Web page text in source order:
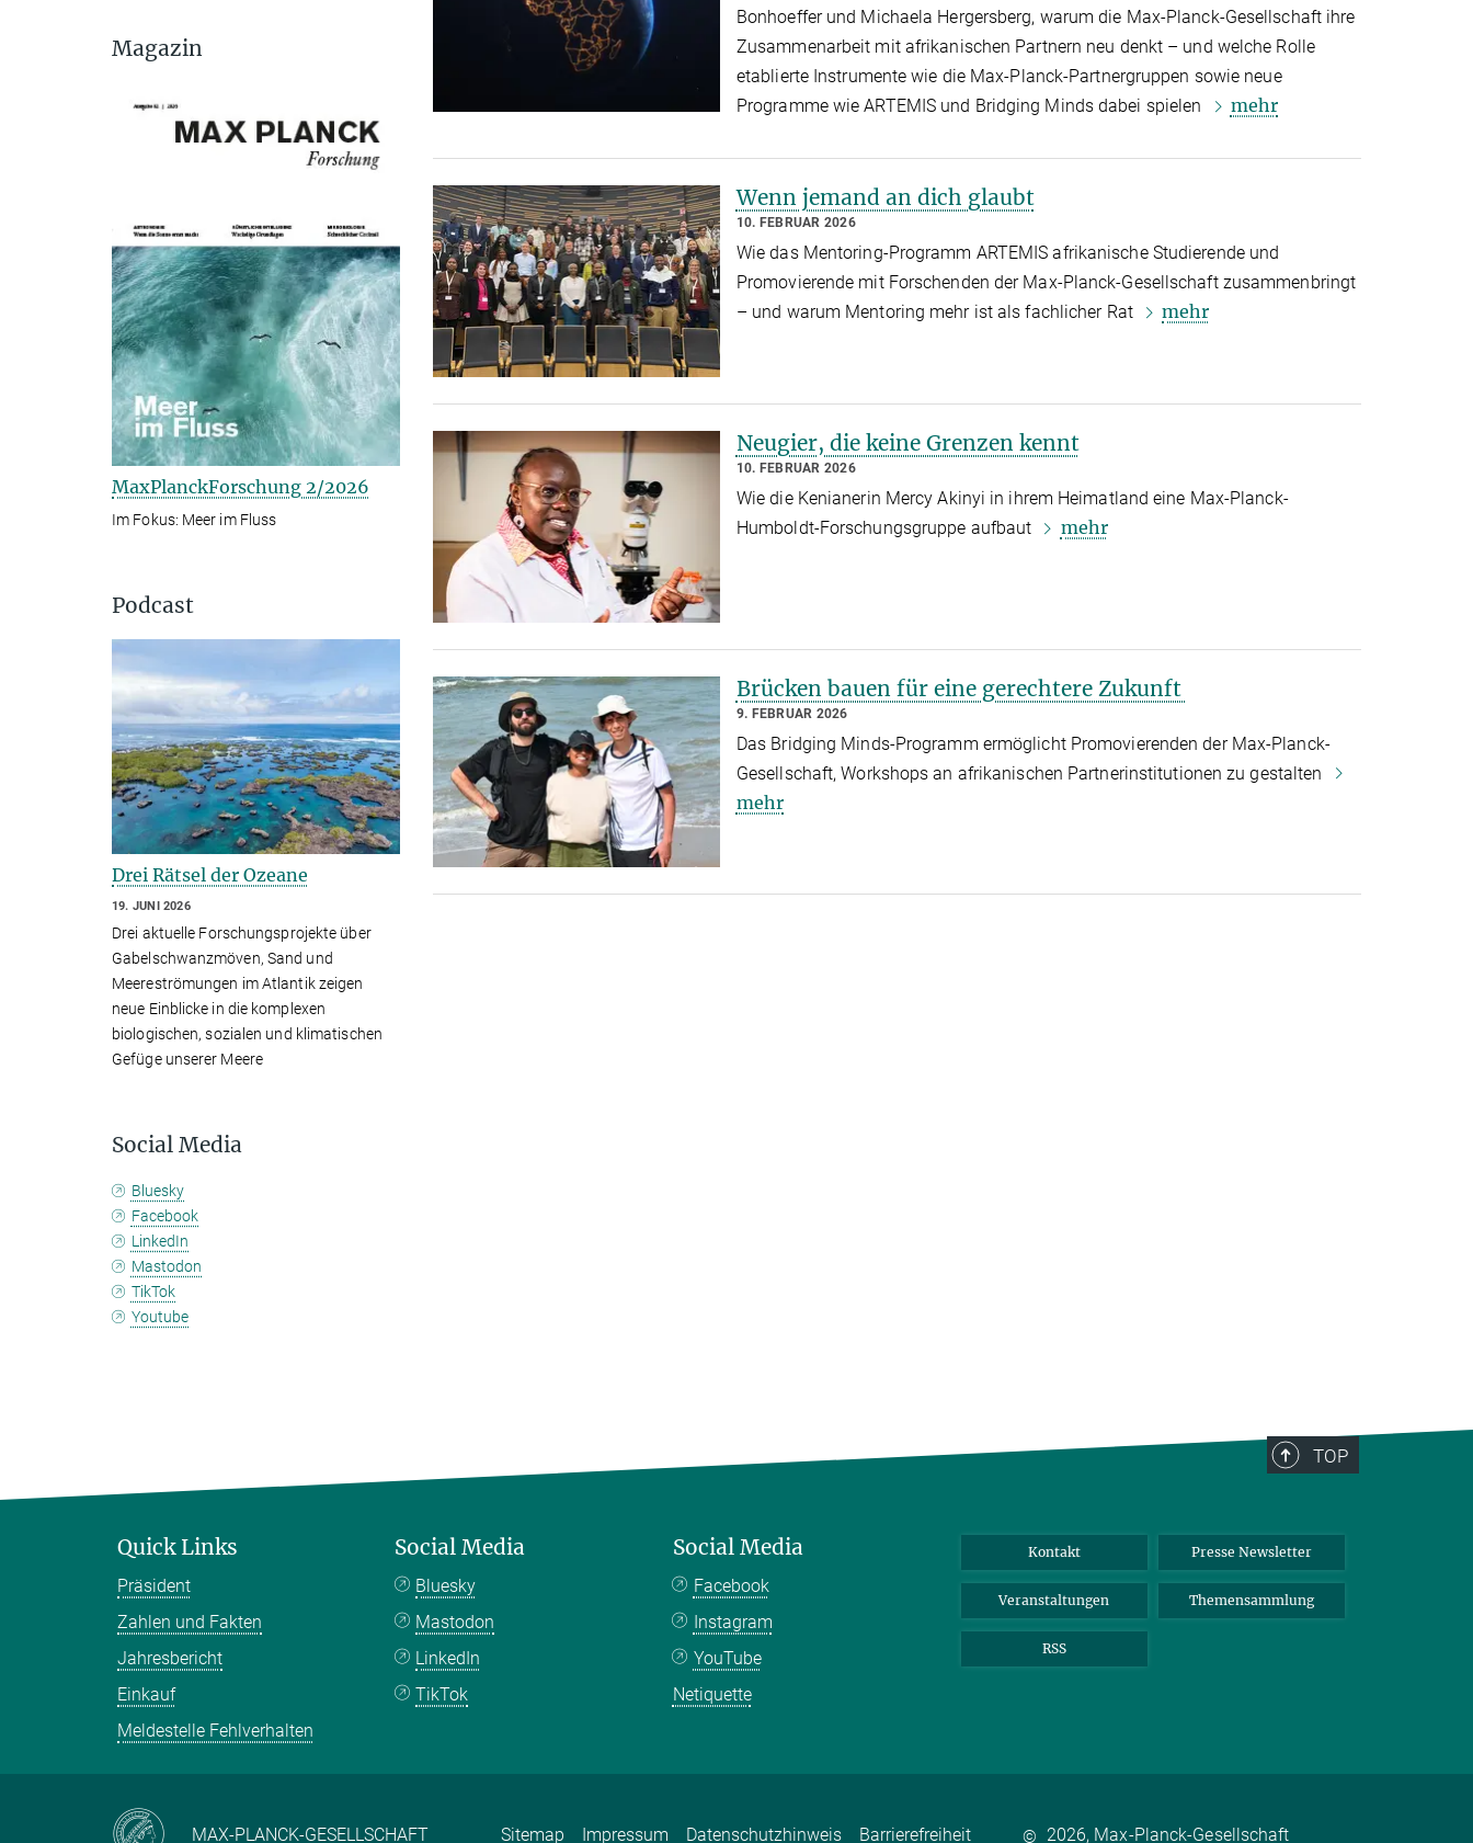
Bonhoeffer und Michaela Hergersberg, warum die Max-Planck-Gesellschaft ihre
Zusammenarbeit mit afrikanischen Partnern neu denkt – und welche Rolle
etablierte Instrumente wie die Max-Planck-Partnergruppen sowie neue
Programme wie ARTEMIS und Bridging Minds dabei spielen
mehr
Wenn jemand an dich glaubt
10. FEBRUAR 2026
Wie das Mentoring-Programm ARTEMIS afrikanische Studierende und
Promovierende mit Forschenden der Max-Planck-Gesellschaft zusammenbringt
– und warum Mentoring mehr ist als fachlicher Rat
mehr
Neugier, die keine Grenzen kennt
10. FEBRUAR 2026
Wie die Kenianerin Mercy Akinyi in ihrem Heimatland eine Max-Planck-
Humboldt-Forschungsgruppe aufbaut
mehr
Brücken bauen für eine gerechtere Zukunft
9. FEBRUAR 2026
Das Bridging Minds-Programm ermöglicht Promovierenden der Max-Planck-
Gesellschaft, Workshops an afrikanischen Partnerinstitutionen zu gestalten
mehr
Magazin
MaxPlanckForschung 2/2026
Im Fokus: Meer im Fluss
Podcast
Drei Rätsel der Ozeane
19. JUNI 2026
Drei aktuelle Forschungsprojekte über
Gabelschwanzmöven, Sand und
Meereströmungen im Atlantik zeigen
neue Einblicke in die komplexen
biologischen, sozialen und klimatischen
Gefüge unserer Meere
Social Media
Bluesky
Facebook
LinkedIn
Mastodon
TikTok
Youtube
TOP
Quick Links
Präsident
Zahlen und Fakten
Jahresbericht
Einkauf
Meldestelle Fehlverhalten
Social Media
Bluesky
Mastodon
LinkedIn
TikTok
Social Media
Facebook
Instagram
YouTube
Netiquette
Kontakt Presse Newsletter
Veranstaltungen Themensammlung
RSS
MAX-PLANCK-GESELLSCHAFT Sitemap Impressum Datenschutzhinweis Barrierefreiheit © 2026, Max-Planck-Gesellschaft